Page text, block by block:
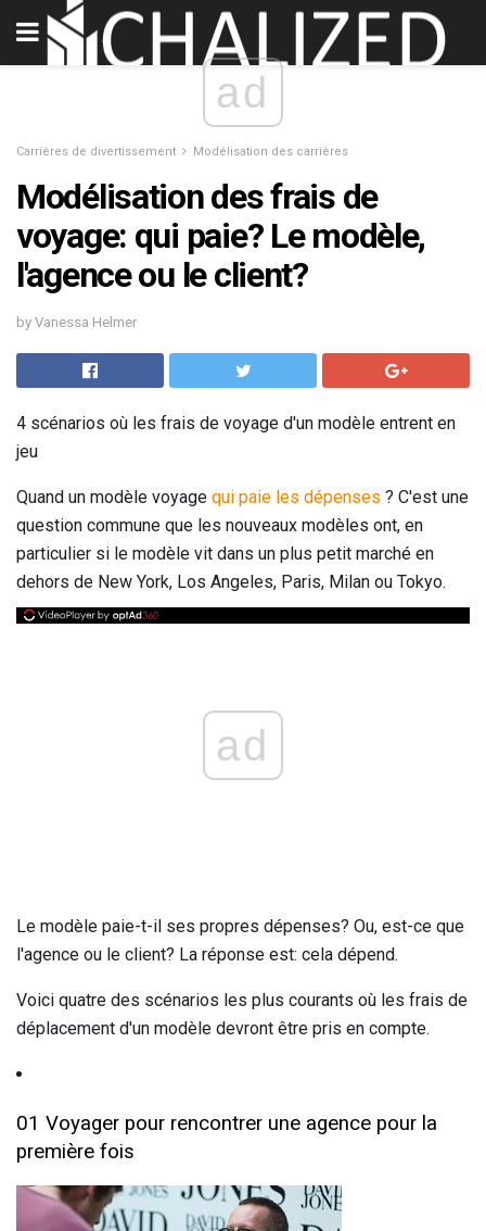
ad
Carrières de divertissement Modélisation des carrières
Modélisation des frais de
voyage: qui paie? Le modèle,
l'agence ou le client?
by Vanessa Helmer
4 scénarios où les frais de voyage d'un modèle entrent en
jeu
Quand un modèle voyage qui paie les dépenses ? C'est une
question commune que les nouveaux modèles ont, en
particulier si le modèle vit dans un plus petit marché en
dehors de New York, Los Angeles, Paris, Milan ou Tokyo.
ad
Le modèle paie-t-il ses propres dépenses? Ou, est-ce que
l'agence ou le client? La réponse est: cela dépend.
Voici quatre des scénarios les plus courants où les frais de
déplacement d'un modèle devront être pris en compte.
01 Voyager pour rencontrer une agence pour la
première fois